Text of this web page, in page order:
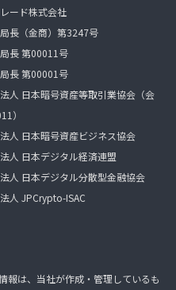
ード株式会社
長（金商）第3247号
長 第00011号
長 第00001号
人 日本暗号資産等取引業協会（会
）
人 日本暗号資産ビジネス協会
人 日本デジタル経済連盟
人 日本デジタル分散型金融協会
人 JPCrypto-ISAC
報は、当社が作成・管理しているも